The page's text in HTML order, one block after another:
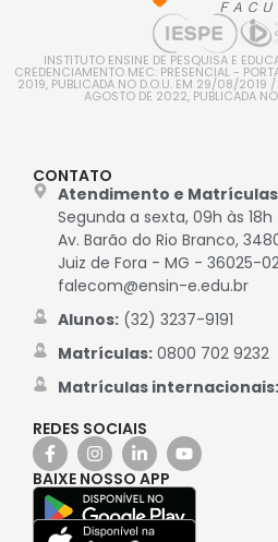
INSTITUTO ENSINE DE PESQUISA E
CREDENCIAMENTO MEC: PRESENCIAL -
2019, PUBLICADA NO D.O.U. EM 29/08/2019 /
AGOSTO DE 2022, PUBLICADA
CONTATO
Atendimento e Matrículas
Segunda a sexta, 09h às 18h
Av. Barão do Rio Branco,
Juiz de Fora - MG - 36025-
falecom@ensin-e.edu.br
Alunos:(32) 3237-9191
Matrículas:0800 702 9232
Matrículas internacionais:
REDES SOCIAIS
BAIXE NOSSO APP